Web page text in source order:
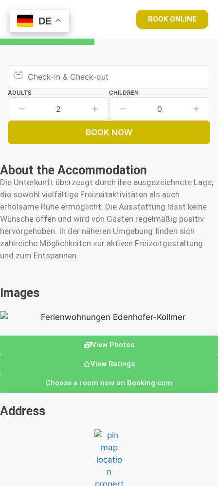
BOOK ONLINE
Book your room now
ADULTS
2
CHILDREN
0
BOOK NOW
About the Accommodation
Die Unterkunft überzeugt durch ihre ausgezeichnete Lage,
die sowohl vielfältige Freizeitaktivitäten als auch
erholsame Ruhe ermöglicht. Die Ausstattung lässt keine
Wünsche offen und wird von Gästen regelmäßig positiv
hervorgehoben. In der näheren Umgebung finden sich
zahlreiche Möglichkeiten zur aktiven Freizeitgestaltung
und zum Entspannen.
Images
View Photos
View Ratings
Choose a room now on Booking.com
Address
DE
DE